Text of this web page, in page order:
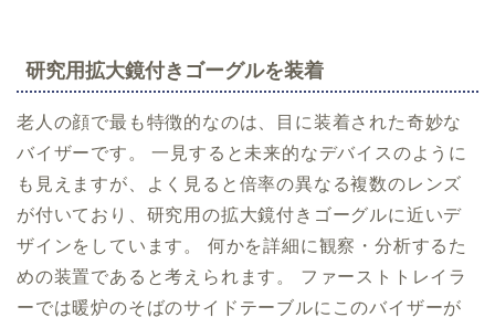
研究用拡大鏡付きゴーグルを装着
老人の顔で最も特徴的なのは、目に装着された奇妙な
バイザーです。 一見すると未来的なデバイスのように
も見えますが、よく見ると倍率の異なる複数のレンズ
が付いており、研究用の拡大鏡付きゴーグルに近いデ
ザインをしています。 何かを詳細に観察・分析するた
めの装置であると考えられます。 ファーストトレイラ
ーでは暖炉のそばのサイドテーブルにこのバイザーが